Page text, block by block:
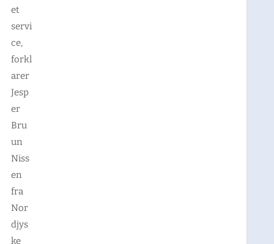
et
servi
ce,
forkl
arer
Jesp
er
Bru
un
Niss
en
fra
Nor
djys
ke